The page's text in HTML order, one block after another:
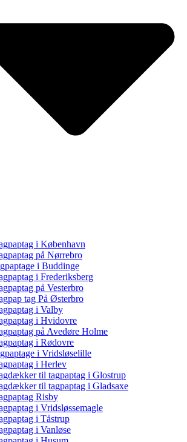
i København
på Nørrebro
i Buddinge
i Frederiksberg
på Vesterbro
tag På Østerbro
i Valby
i Hvidovre
på Avedøre Holme
i Rødovre
i Vridsløselille
i Herlev
til tagpaptag i Glostrup
til tagpaptag i Gladsaxe
Risby
i Vridsløssemagle
i Tåstrup
i Vanløse